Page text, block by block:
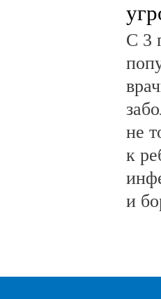
С 3
не
к
и